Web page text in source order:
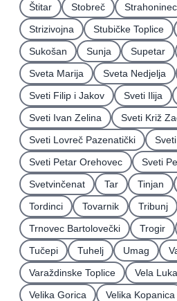
Štitar
Stobreč Strahoninec
Strizivojna
Stubičke Toplice
Sukošan
Sunja Supetar
Sveta Marija
Sveta Nedjelja
Sveti Filip i Jakov
Sveti Ilija
Sveti Ivan Zelina
Sveti Križ
Sveti Lovreč Pazenatički
Sveti Petar Orehovec
Sveti
Svetvinčenat
Tar Tinjan
Tordinci
Tovarnik Tribunj
Trnovec Bartolovečki
Trogir
Tučepi
Tuhelj Umag
Varaždinske Toplice
Vela Luka
Velika Gorica
Velika Kopanica